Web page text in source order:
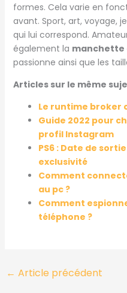
formes. Cela varie en
avant. Sport, art, voyage,
qui lui correspond.
également la manchette
passionne ainsi que les
Articles sur le même
Le runtime broker
Guide 2022 pour
profil Instagram
PS6 : Date de
exclusivité
Comment
au pc ?
Comment
téléphone ?
← Article précédent